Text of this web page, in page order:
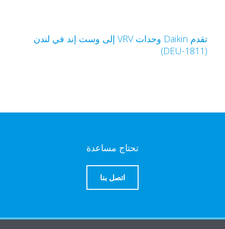
تقدم Daikin وحدات VRV إلى وست إند في لندن
تحتاج مساعدة
اتصل بنا